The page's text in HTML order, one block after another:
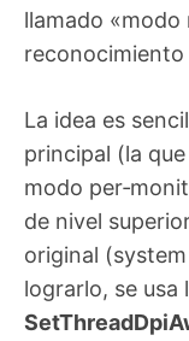
llamado
reconocimiento
La idea es
principal (la
modo
de nivel
original
lograrlo, se usa